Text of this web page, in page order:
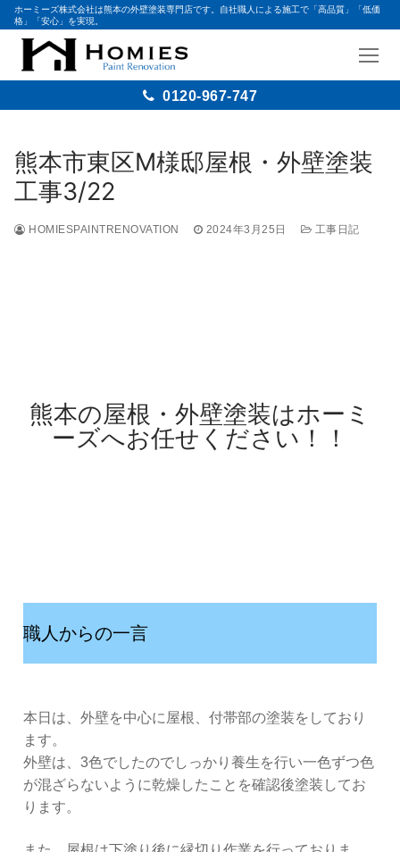
ホーミーズ株式会社は熊本の外壁塗装専門店です。自社職人による施工で「高品質」「低価
格」「安心」を実現。
0120-967-747
熊本市東区M様邸屋根・外壁塗装
工事3/22
HOMIESPAINTRENOVATION 2024年3月25日 工事日記
熊本の屋根・外壁塗装はホーミ
ーズへお任せください！！
職人からの一言
本日は、外壁を中心に屋根、付帯部の塗装をしており
ます。
外壁は、3色でしたのでしっかり養生を行い一色ずつ色
が混ざらないように乾燥したことを確認後塗装してお
ります。